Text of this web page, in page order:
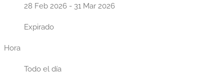
28 Feb 2026 - 31 Mar 2026
Expirado
Hora
Todo el día